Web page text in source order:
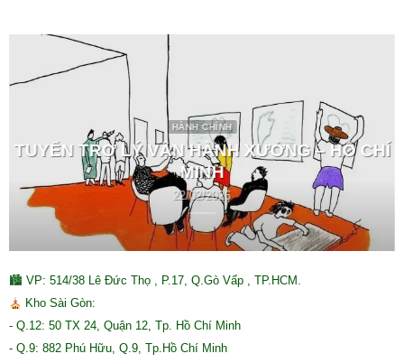
HÀNH CHÍNH
TUYỂN TRỢ LÝ VẬN HÀNH XƯỞNG – HỒ CHÍ
MINH
22/02/2026
🏙 VP: 514/38 Lê Đức Thọ , P.17, Q.Gò Vấp , TP.HCM.
Kho Sài Gòn:
- Q.12: 50 TX 24, Quận 12, Tp. Hồ Chí Minh
- Q.9: 882 Phú Hữu, Q.9, Tp.Hồ Chí Minh